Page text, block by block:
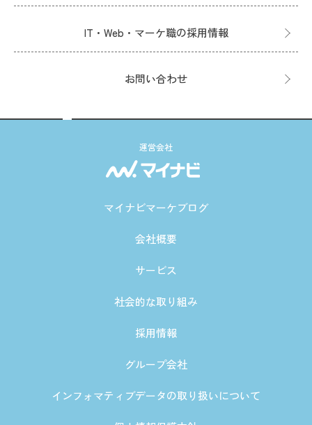
IT・Web・マーケ職の採用情報
お問い合わせ
運営会社
マイナビマーケブログ
会社概要
サービス
社会的な取り組み
採用情報
グループ会社
インフォマティブデータの取り扱いについて